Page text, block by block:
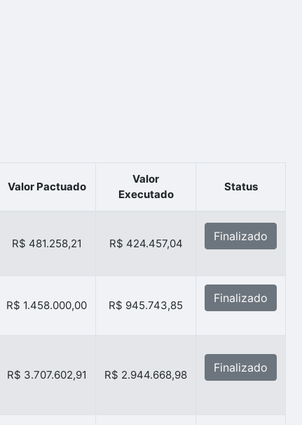
Valor Pactuado
Valor
Executado
Status
R$ 481.258,21 R$ 424.457,04
Finalizado
R$ 1.458.000,00 R$ 945.743,85
Finalizado
R$ 3.707.602,91 R$ 2.944.668,98
Finalizado